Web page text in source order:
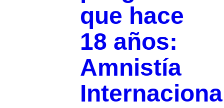
que hace
18 años:
Amnistía